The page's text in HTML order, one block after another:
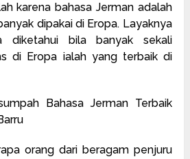
karena bahasa Jerman adalah
dipakai di Eropa. Layaknya
diketahui bila banyak sekali
di Eropa ialah yang terbaik di
orang dari beragam penjuru